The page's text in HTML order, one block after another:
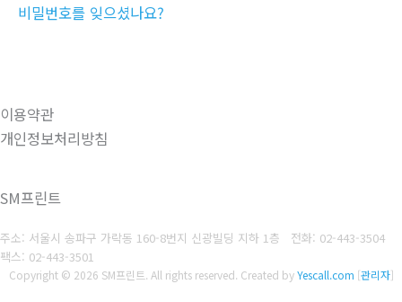
비밀번호를 잊으셨나요?
이용약관
개인정보처리방침
SM프린트
주소: 서울시 송파구 가락동 160-8번지 신광빌딩 지하 1층 전화: 02-443-3504
팩스: 02-443-3501
Copyright © 2026 SM프린트. All rights reserved. Created byYescall.com [관리자]